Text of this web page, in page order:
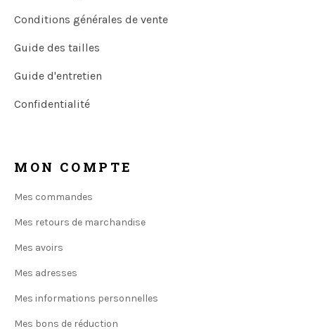
Conditions générales de vente
Guide des tailles
Guide d'entretien
Confidentialité
MON COMPTE
Mes commandes
Mes retours de marchandise
Mes avoirs
Mes adresses
Mes informations personnelles
Mes bons de réduction